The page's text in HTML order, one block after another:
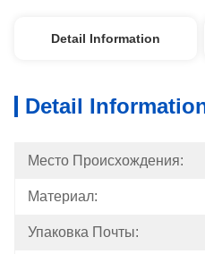
Detail Information
Detail
Место Происхождения:
Материал:
Упаковка Почты: